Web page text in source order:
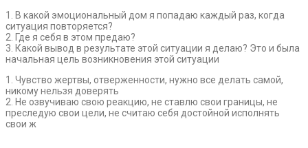
1. В какой эмоциональный дом я попадаю каждый раз, когда
ситуация повторяется?
2. Где я себя в этом предаю?
3. Какой вывод в результате этой ситуации я делаю? Это и была
начальная цель возникновения этой ситуации
1. Чувство жертвы, отверженности, нужно все делать самой,
никому нельзя доверять
2. Не озвучиваю свою реакцию, не ставлю свои границы, не
преследую свои цели, не считаю себя достойной исполнять
свои ж